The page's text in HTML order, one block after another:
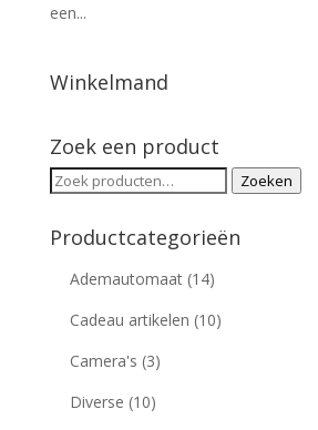
een...
Winkelmand
Zoek een product
Zoeken
Zoeken
Productcategorieën
Ademautomaat (14)
Cadeau artikelen (10)
Camera's (3)
Diverse (10)